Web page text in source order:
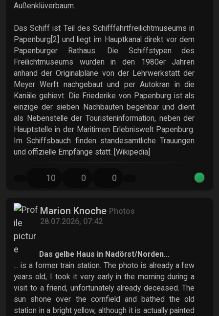
Außenklüverbaum.
Das Schiff ist Teil des Schifffahrtfreilichtmuseums in
Papenburg[2] und liegt im Hauptkanal direkt vor dem
Papenburger Rathaus. Die Schiffstypen des
Freilichtmuseums wurden in den 1980er Jahren
anhand der Originalpläne von der Lehrwerkstatt der
Meyer Werft nachgebaut und per Autokran in die
Kanäle gehievt. Die Friederike von Papenburg ist als
einzige der sieben Nachbauten begehbar und dient
als Nebenstelle der Touristeninformation, neben der
Hauptstelle in der Maritimen Erlebniswelt Papenburg.
Im Schiffsbauch finden standesamtliche Trauungen
und offizielle Empfänge statt. [Wikipedia]
10 0 0
Marion Knoche Photos
28.07.2026, 07:42
Das gelbe Haus in Nadörst/Norden...
... is a former train station. The photo is already a few
years old, I took it very early in the morning during a
visit to a friend, unfortunately already deceased. The
sun shone over the cornfield and bathed the old
station in a bright yellow, although it is actually painted